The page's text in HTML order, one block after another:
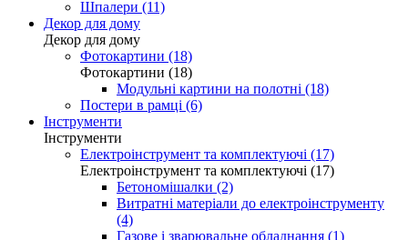
Шпалери (11)
Декор для дому
Декор для дому
Фотокартини (18)
Фотокартини (18)
Модульні картини на полотні (18)
Постери в рамці (6)
Інструменти
Інструменти
Електроінструмент та комплектуючі (17)
Електроінструмент та комплектуючі (17)
Бетономішалки (2)
Витратні матеріали до електроінструменту
(4)
Газове і зварювальне обладнання (1)